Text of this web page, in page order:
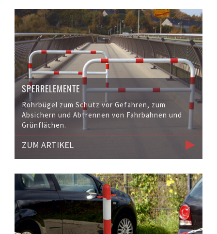
SPERRELEMENTE
Rohrbügel zum Schutz vor Gefahren, zum
Absichern und Abtrennen von Fahrbahnen und
Grünflächen.
ZUM ARTIKEL